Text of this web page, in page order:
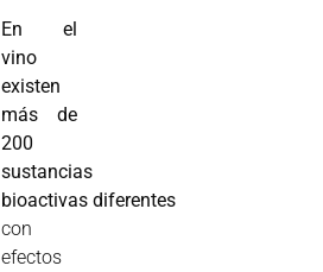
En el
vino
existen
más de
200
sustancias
bioactivas diferentes
con
efectos